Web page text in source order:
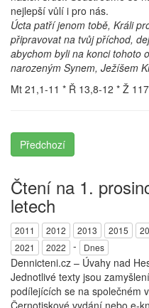
nejlepší vůlí i pro nás.
Úcta patří jenom tobě, Králi
připravovat na tvůj příchod,
abychom byli na konci tohoto
narozeným Synem, Ježíšem
Mt 21,1-11 * Ř 13,8-12 * Ž 117
Předchozí
Čtení na 1.
letech
2011 2012 2013 2015
2021
2022 - Dnes
Dennicteni.cz – Úvahy nad
Jednotlivé texty jsou
podílejících se na společném
Černotiskové vydání nebo e-